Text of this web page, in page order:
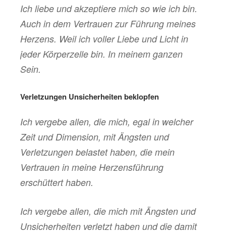
Ich liebe und akzeptiere mich so wie ich bin.
Auch in dem Vertrauen zur Führung meines
Herzens. Weil ich voller Liebe und Licht in
jeder Körperzelle bin. In meinem ganzen
Sein.
Verletzungen Unsicherheiten beklopfen
Ich vergebe allen, die mich, egal in welcher
Zeit und Dimension, mit Ängsten und
Verletzungen belastet haben, die mein
Vertrauen in meine Herzensführung
erschüttert haben.
Ich vergebe allen, die mich mit Ängsten und
Unsicherheiten verletzt haben und die damit